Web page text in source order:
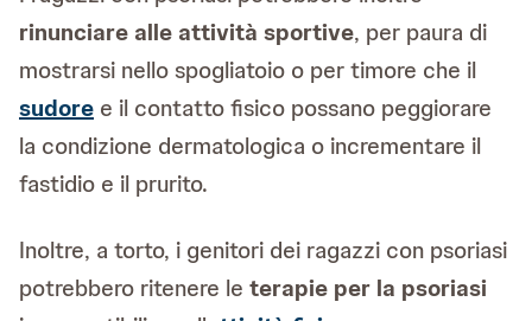
rinunciare alle attività sportive, per paura di
mostrarsi nello spogliatoio o per timore che il
sudore e il contatto fisico possano peggiorare
la condizione dermatologica o incrementare il
fastidio e il prurito.
Inoltre, a torto, i genitori dei ragazzi con psoriasi
potrebbero ritenere le terapie per la psoriasi